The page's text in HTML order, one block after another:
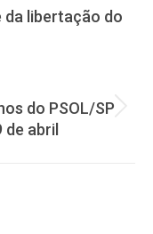
da libertação do
do PSOL/SP
abril